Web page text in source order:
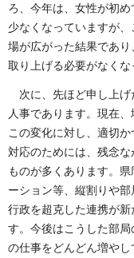
ろ、今年は、女性が初
少なくなっていますが
場が広がった結果であ
取り上げる必要がなくな
次に、先ほど申し上げ
人事であります。現在
この変化に対し、適切
対応のためには、残念
ものが多くあります。
ーション等、縦割りや
行政を超克した連携が
す。今後はこうした部
の仕事をどんどん増や